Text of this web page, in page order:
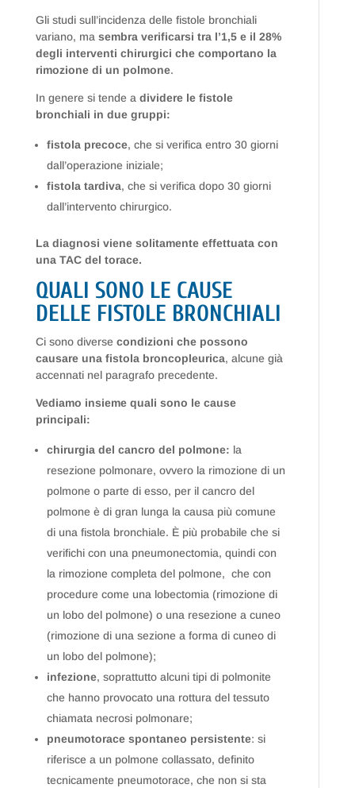
Gli studi sull’incidenza delle fistole bronchiali
variano, ma sembra verificarsi tra l’1,5 e il 28%
degli interventi chirurgici che comportano la
rimozione di un polmone.
In genere si tende a dividere le fistole
bronchiali in due gruppi:
fistola precoce, che si verifica entro 30 giorni
dall’operazione iniziale;
fistola tardiva, che si verifica dopo 30 giorni
dall’intervento chirurgico.
La diagnosi viene solitamente effettuata con
una TAC del torace.
QUALI SONO LE CAUSE
DELLE FISTOLE BRONCHIALI
Ci sono diverse condizioni che possono
causare una fistola broncopleurica, alcune già
accennati nel paragrafo precedente.
Vediamo insieme quali sono le cause
principali:
chirurgia del cancro del polmone: la
resezione polmonare, ovvero la rimozione di un
polmone o parte di esso, per il cancro del
polmone è di gran lunga la causa più comune
di una fistola bronchiale. È più probabile che si
verifichi con una pneumonectomia, quindi con
la rimozione completa del polmone, che con
procedure come una lobectomia (rimozione di
un lobo del polmone) o una resezione a cuneo
(rimozione di una sezione a forma di cuneo di
un lobo del polmone);
infezione, soprattutto alcuni tipi di polmonite
che hanno provocato una rottura del tessuto
chiamata necrosi polmonare;
pneumotorace spontaneo persistente: si
riferisce a un polmone collassato, definito
tecnicamente pneumotorace, che non si sta